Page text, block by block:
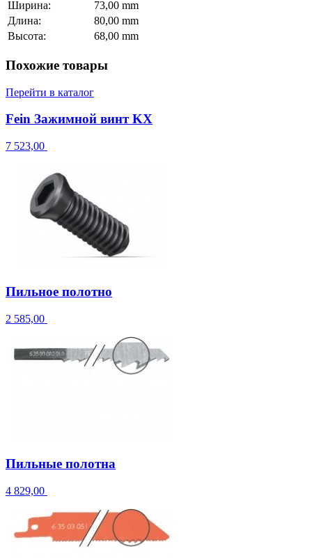
Ширина:
73,00 mm
Длина:
80,00 mm
Высота:
68,00 mm
Похожие товары
Перейти в каталог
Fein Зажимной винт KX
7 523,00
Пильное полотно
2 585,00
Пильные полотна
4 829,00